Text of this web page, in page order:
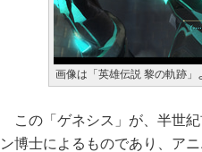
画像は「英雄伝説 黎の軌跡」
この「ゲネシス」が、半世紀
ン博士によるものであり、ア